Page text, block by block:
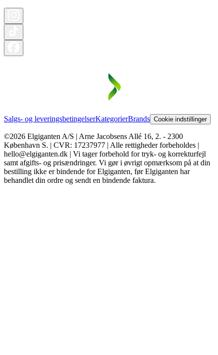
Salgs- og leveringsbetingelserKategorierBrands Cookie indstillinger
©2026 Elgiganten A/S | Arne Jacobsens Allé 16, 2. - 2300
København S. | CVR: 17237977 | Alle rettigheder forbeholdes |
hello@elgiganten.dk | Vi tager forbehold for tryk- og korrekturfejl
samt afgifts- og prisændringer. Vi gør i øvrigt opmærksom på at din
bestilling ikke er bindende for Elgiganten, før Elgiganten har
behandlet din ordre og sendt en bindende faktura.